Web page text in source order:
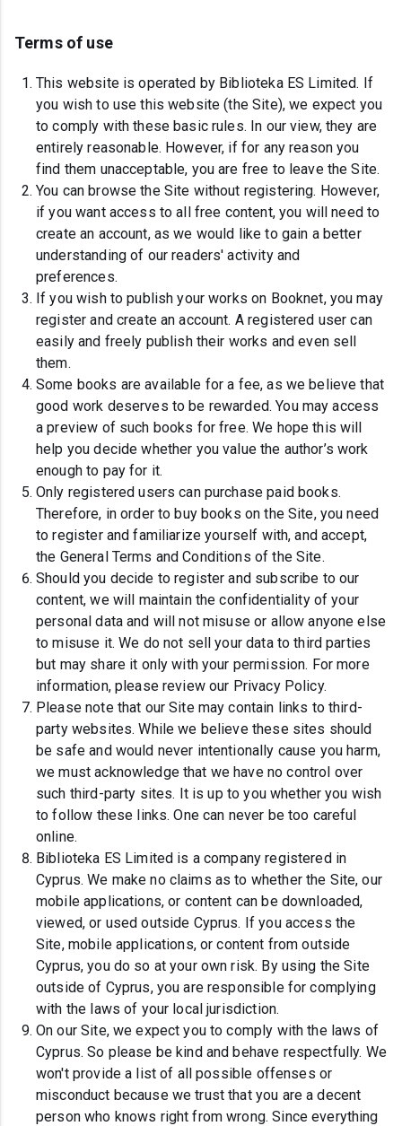
Terms of use
This website is operated by Biblioteka ES Limited. If
you wish to use this website (the Site), we expect you
to comply with these basic rules. In our view, they are
entirely reasonable. However, if for any reason you
find them unacceptable, you are free to leave the Site.
You can browse the Site without registering. However,
if you want access to all free content, you will need to
create an account, as we would like to gain a better
understanding of our readers' activity and
preferences.
If you wish to publish your works on Booknet, you may
register and create an account. A registered user can
easily and freely publish their works and even sell
them.
Some books are available for a fee, as we believe that
good work deserves to be rewarded. You may access
a preview of such books for free. We hope this will
help you decide whether you value the author’s work
enough to pay for it.
Only registered users can purchase paid books.
Therefore, in order to buy books on the Site, you need
to register and familiarize yourself with, and accept,
the General Terms and Conditions of the Site.
Should you decide to register and subscribe to our
content, we will maintain the confidentiality of your
personal data and will not misuse or allow anyone else
to misuse it. We do not sell your data to third parties
but may share it only with your permission. For more
information, please review our Privacy Policy.
Please note that our Site may contain links to third-
party websites. While we believe these sites should
be safe and would never intentionally cause you harm,
we must acknowledge that we have no control over
such third-party sites. It is up to you whether you wish
to follow these links. One can never be too careful
online.
Biblioteka ES Limited is a company registered in
Cyprus. We make no claims as to whether the Site, our
mobile applications, or content can be downloaded,
viewed, or used outside Cyprus. If you access the
Site, mobile applications, or content from outside
Cyprus, you do so at your own risk. By using the Site
outside of Cyprus, you are responsible for complying
with the laws of your local jurisdiction.
On our Site, we expect you to comply with the laws of
Cyprus. So please be kind and behave respectfully. We
won't provide a list of all possible offenses or
misconduct because we trust that you are a decent
person who knows right from wrong. Since everything